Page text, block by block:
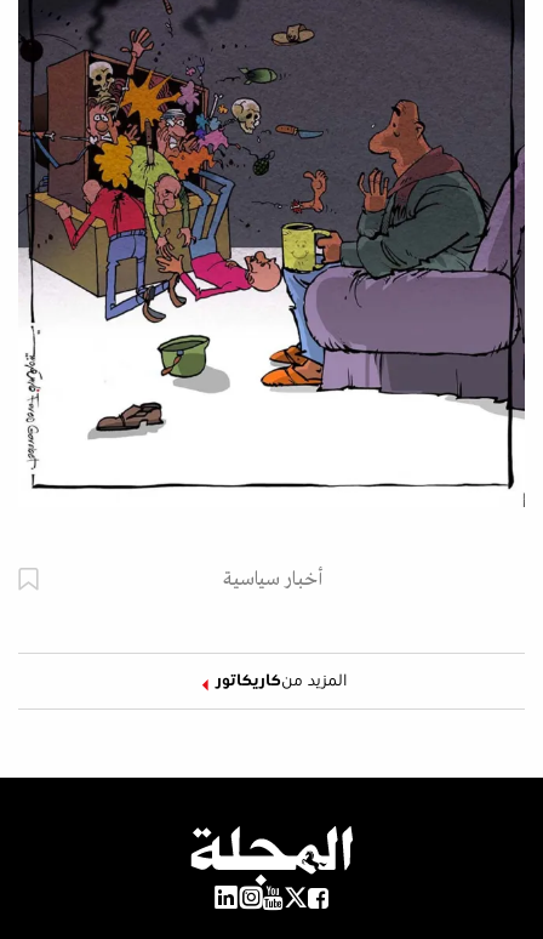
أخبار سياسية
المزيد منكاريكاتور